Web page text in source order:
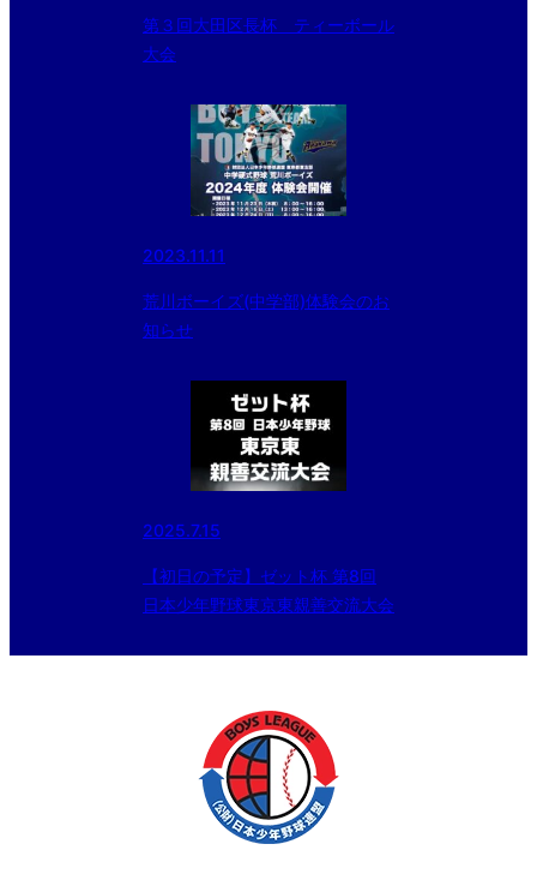
第３回大田区長杯 ティーボール
大会
2023.11.11
荒川ボーイズ(中学部)体験会のお
知らせ
2025.7.15
【初日の予定】ゼット杯 第8回
日本少年野球東京東親善交流大会